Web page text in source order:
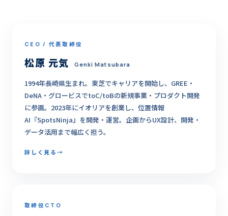
CEO / 代表取締役
松原 元気 Genki Matsubara
1994年長崎県生まれ。東芝でキャリアを開始し、GREE・
DeNA・グロービスでtoC/toBの新規事業・プロダクト開発
に参画。2023年にイオリアを創業し、位置情報
AI『SpotsNinja』を開発・運営。企画からUX設計、開発・
データ活用まで幅広く担う。
詳しく見る →
取締役CTO